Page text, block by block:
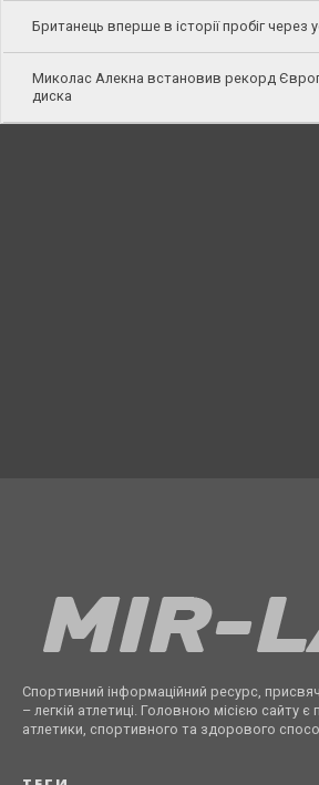
Британець вперше в історії пробіг
Миколас Алекна встановив рекорд
диска
Спортивний інформаційний ресурс,
– легкій атлетиці. Головною місією сайту є
атлетики, спортивного та здорового